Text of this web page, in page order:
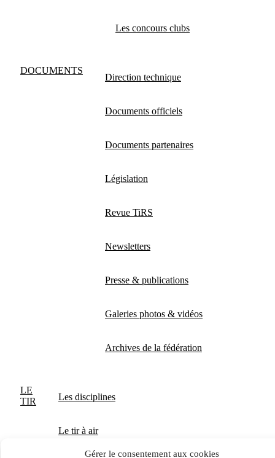
Gérer le consentement aux cookies
Les concours clubs
DOCUMENTS
Direction technique
Documents officiels
Documents partenaires
Législation
Revue TiRS
Newsletters
Presse & publications
Galeries photos & vidéos
Archives de la fédération
LE
TIR
Les disciplines
Le tir à air